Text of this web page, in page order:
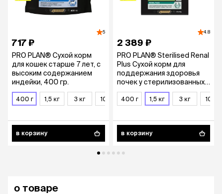
5
717 ₽
PRO PLAN® Сухой корм
для кошек старше 7 лет, с
высоким содержанием
индейки, 400 гр.
400 г 1,5 кг 3 кг 10 кг
в корзину
4.8
2 389 ₽
PRO PLAN® Sterilised Renal
Plus Сухой корм для
поддержания здоровья
почек у стерилизованных
кошек, с высоким
содержанием лосося, 1,5
400 г 1,5 кг 3 кг 10 кг
в корзину
о товаре